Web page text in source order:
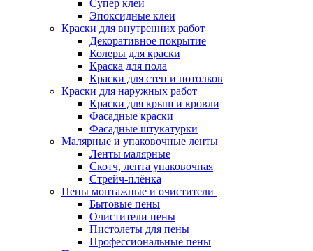
Супер клеи
Эпоксидные клеи
Краски для внутренних работ
Декоративное покрытие
Колеры для краски
Краска для пола
Краски для стен и потолков
Краски для наружных работ
Краски для крыш и кровли
Фасадные краски
Фасадные штукатурки
Малярные и упаковочные ленты
Ленты малярные
Скотч, лента упаковочная
Стрейч-плёнка
Пены монтажные и очистители
Бытовые пены
Очистители пены
Пистолеты для пены
Профессиональные пены